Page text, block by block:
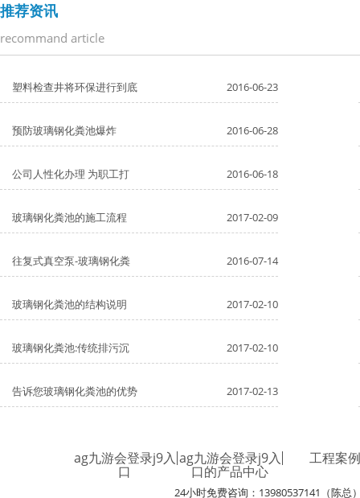
推荐资讯
recommand article
塑料检查井将环保进行到底 2016-06-23
预防玻璃钢化粪池爆炸 2016-06-28
公司人性化办理 为职工打 2016-06-18
玻璃钢化粪池的施工流程 2017-02-09
往复式真空泵-玻璃钢化粪 2016-07-14
玻璃钢化粪池的结构说明 2017-02-10
玻璃钢化粪池:传统排污沉 2017-02-10
告诉您玻璃钢化粪池的优势 2017-02-13
ag九游会登录j9入
口
ag九游会登录j9入
口的产品中心
工程案例
24小时免费咨询：13980537141（陈总